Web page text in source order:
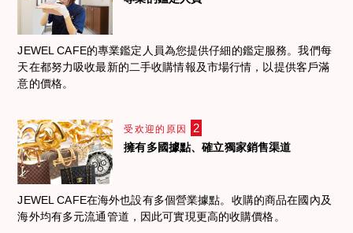
JEWEL CAFE的專業鑑定人員為您提供仔細的鑑定服務。我們每
天在都努力吸收最新的二手收購情報及市場行情，以提供客戶滿
意的價格。
受欢迎的原因 2
擁有多國據點、確立獨家銷售渠道
JEWEL CAFE在海外也設有多個營業據點。收購的商品在國內及
海外均有多元流通管道，因此可實現更高的收購價格。